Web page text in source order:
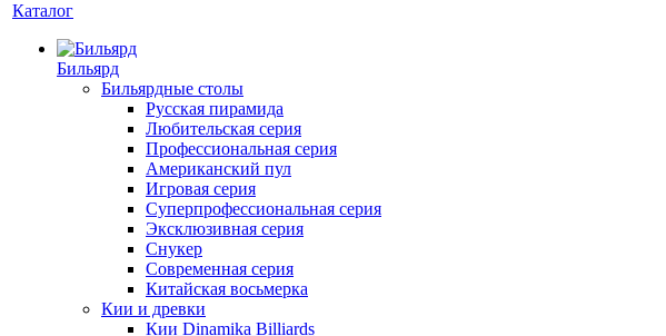
Каталог
Бильярд
Бильярдные столы
Русская пирамида
Любительская серия
Профессиональная серия
Американский пул
Игровая серия
Суперпрофессиональная серия
Эксклюзивная серия
Снукер
Современная серия
Китайская восьмерка
Кии и древки
Кии Dinamika Billiards